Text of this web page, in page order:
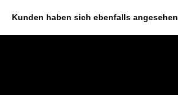
Kunden haben sich ebenfalls angesehen